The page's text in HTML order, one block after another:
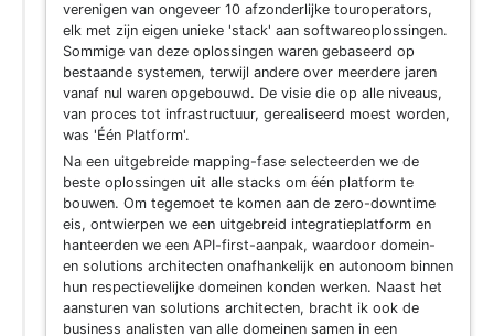
verenigen van ongeveer 10 afzonderlijke touroperators,
elk met zijn eigen unieke 'stack' aan softwareoplossingen.
Sommige van deze oplossingen waren gebaseerd op
bestaande systemen, terwijl andere over meerdere jaren
vanaf nul waren opgebouwd. De visie die op alle niveaus,
van proces tot infrastructuur, gerealiseerd moest worden,
was 'Één Platform'.
Na een uitgebreide mapping-fase selecteerden we de
beste oplossingen uit alle stacks om één platform te
bouwen. Om tegemoet te komen aan de zero-downtime
eis, ontwierpen we een uitgebreid integratieplatform en
hanteerden we een API-first-aanpak, waardoor domein-
en solutions architecten onafhankelijk en autonoom binnen
hun respectievelijke domeinen konden werken. Naast het
aansturen van solutions architecten, bracht ik ook de
business analisten van alle domeinen samen in een